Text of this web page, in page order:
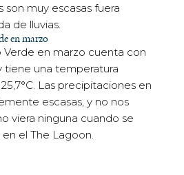
son muy escasas fuera
de lluvias.
en marzo
Verde en marzo cuenta con
tiene una temperatura
Las precipitaciones en
escasas, y no nos
viera ninguna cuando se
el The Lagoon.